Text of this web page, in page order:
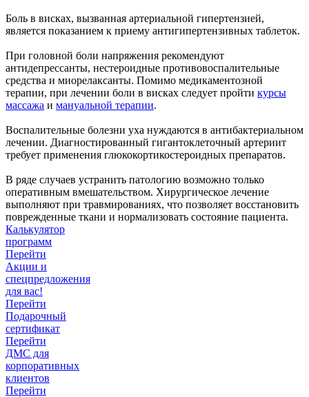
Боль в висках, вызванная артериальной гипертензией,
является показанием к приему антигипертензивных таблеток.
При головной боли напряжения рекомендуют
антидепрессанты, нестероидные противовоспалительные
средства и миорелаксанты. Помимо медикаментозной
терапии, при лечении боли в висках следует пройти курсы
массажа и мануальной терапии.
Воспалительные болезни уха нуждаются в антибактериальном
лечении. Диагностированный гигантоклеточный артериит
требует применения глюкокортикостероидных препаратов.
В ряде случаев устранить патологию возможно только
оперативным вмешательством. Хирургическое лечение
выполняют при травмированиях, что позволяет восстановить
поврежденные ткани и нормализовать состояние пациента.
Калькулятор
программ
Перейти
Акции и
спецпредложения
для вас!
Перейти
Подарочный
сертификат
Перейти
ДМС для
корпоративных
клиентов
Перейти